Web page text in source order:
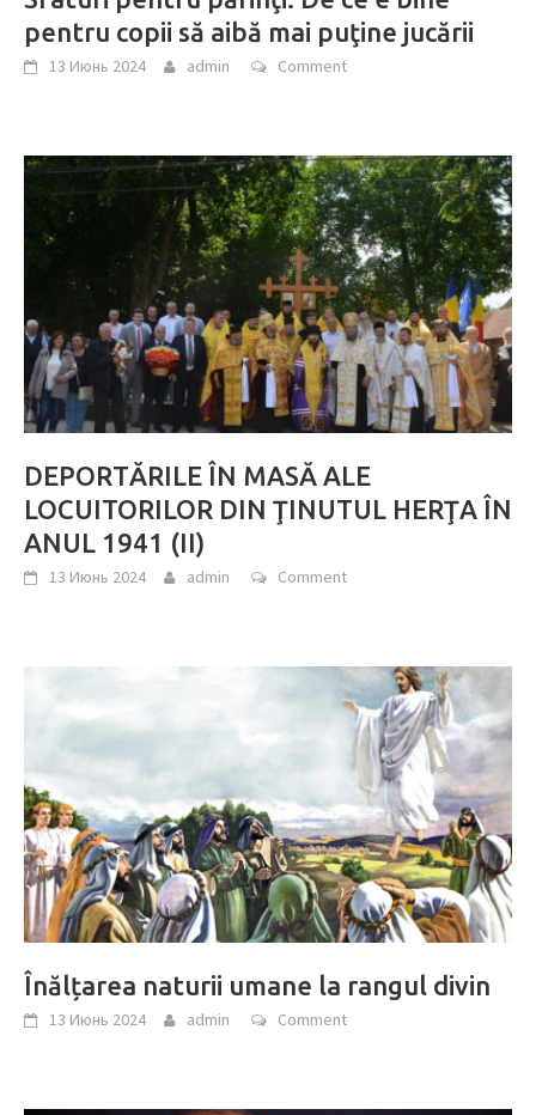
pentru copii să aibă mai puţine jucării
13 Июнь 2024 admin Comment
DEPORTĂRILE ÎN MASĂ ALE
LOCUITORILOR DIN ŢINUTUL HERŢA ÎN
ANUL 1941 (II)
13 Июнь 2024 admin Comment
Înălțarea naturii umane la rangul divin
13 Июнь 2024 admin Comment